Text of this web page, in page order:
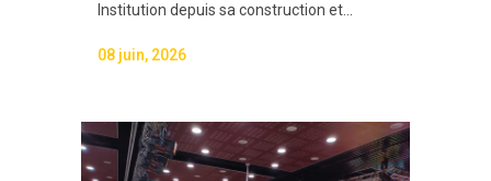
Institution depuis sa construction et...
08 juin, 2026